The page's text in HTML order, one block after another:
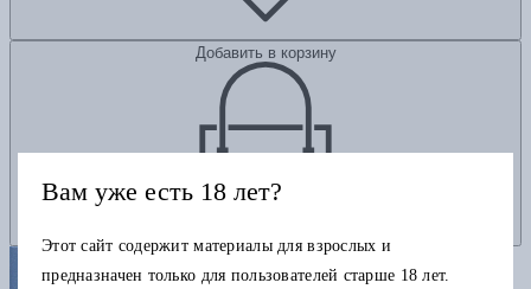
Добавить в корзину
Вам уже есть 18 лет?
Этот сайт содержит материалы для взрослых и
предназначен только для пользователей старше 18 лет.